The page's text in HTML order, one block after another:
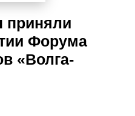
приняли
Форума
«Волга-